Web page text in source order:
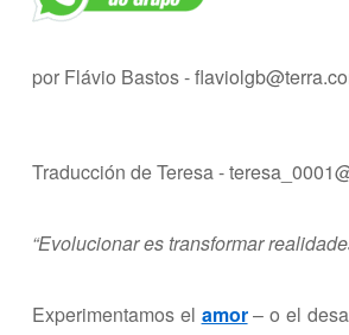
por Flávio Bastos -
Traducción de Teresa -
“Evolucionar es transformar
Experimentamos el amor– o el